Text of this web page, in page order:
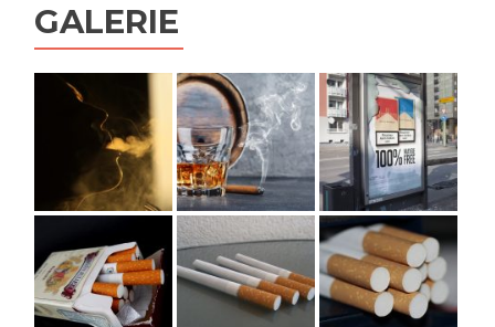
GALERIE